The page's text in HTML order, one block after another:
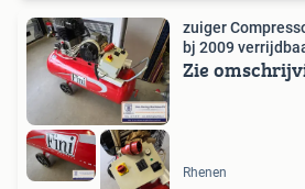
zuiger
bj 2009
Zie
Rhenen